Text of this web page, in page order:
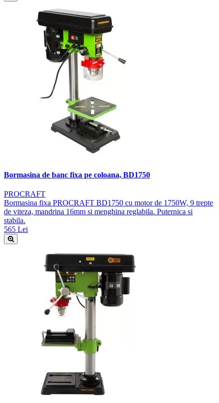
Bormasina de banc fixa pe coloana, BD1750
PROCRAFT
Bormasina fixa PROCRAFT BD1750 cu motor de 1750W, 9 trepte
de viteza, mandrina 16mm si menghina reglabila. Puternica si
stabila.
565 Lei